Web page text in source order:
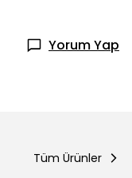
Yorum Yap
Tüm Ürünler